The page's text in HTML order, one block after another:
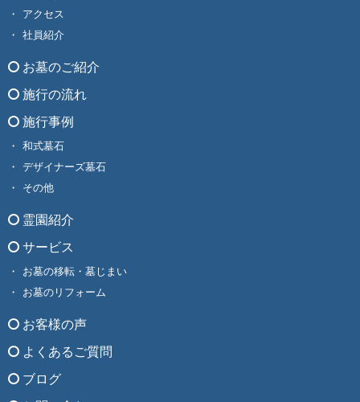
アクセス
社員紹介
お墓のご紹介
施行の流れ
施行事例
和式墓石
デザイナーズ墓石
その他
霊園紹介
サービス
お墓の移転・墓じまい
お墓のリフォーム
お客様の声
よくあるご質問
ブログ